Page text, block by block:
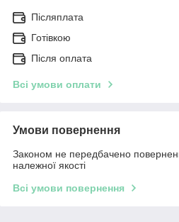
Післяплата
Готівкою
Після оплата
Всі умови оплати
Умови повернення
Законом не передбачено
належної якості
Всі умови повернення